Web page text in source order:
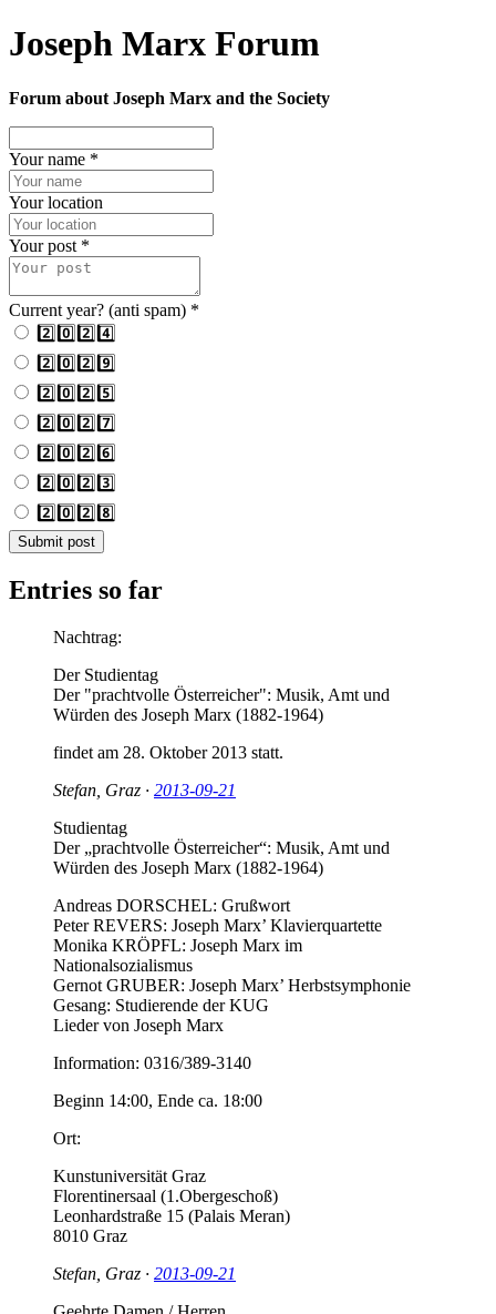
Joseph Marx Forum
Forum about Joseph Marx and the Society
Your name *
Your location
Your post *
Current year? (anti spam) *
2️⃣0️⃣2️⃣4️⃣
2️⃣0️⃣2️⃣9️⃣
2️⃣0️⃣2️⃣5️⃣
2️⃣0️⃣2️⃣7️⃣
2️⃣0️⃣2️⃣6️⃣
2️⃣0️⃣2️⃣3️⃣
2️⃣0️⃣2️⃣8️⃣
Submit post
Entries so far
Nachtrag:
Der Studientag
Der "prachtvolle Österreicher": Musik, Amt und
Würden des Joseph Marx (1882-1964)
findet am 28. Oktober 2013 statt.
Stefan, Graz · 2013-09-21
Studientag
Der „prachtvolle Österreicher“: Musik, Amt und
Würden des Joseph Marx (1882-1964)
Andreas DORSCHEL: Grußwort
Peter REVERS: Joseph Marx’ Klavierquartette
Monika KRÖPFL: Joseph Marx im
Nationalsozialismus
Gernot GRUBER: Joseph Marx’ Herbstsymphonie
Gesang: Studierende der KUG
Lieder von Joseph Marx
Information: 0316/389-3140
Beginn 14:00, Ende ca. 18:00
Ort:
Kunstuniversität Graz
Florentinersaal (1.​Obergeschoß)
Leonhardstraße 15 (Palais Meran)
8010 Graz
Stefan, Graz · 2013-09-21